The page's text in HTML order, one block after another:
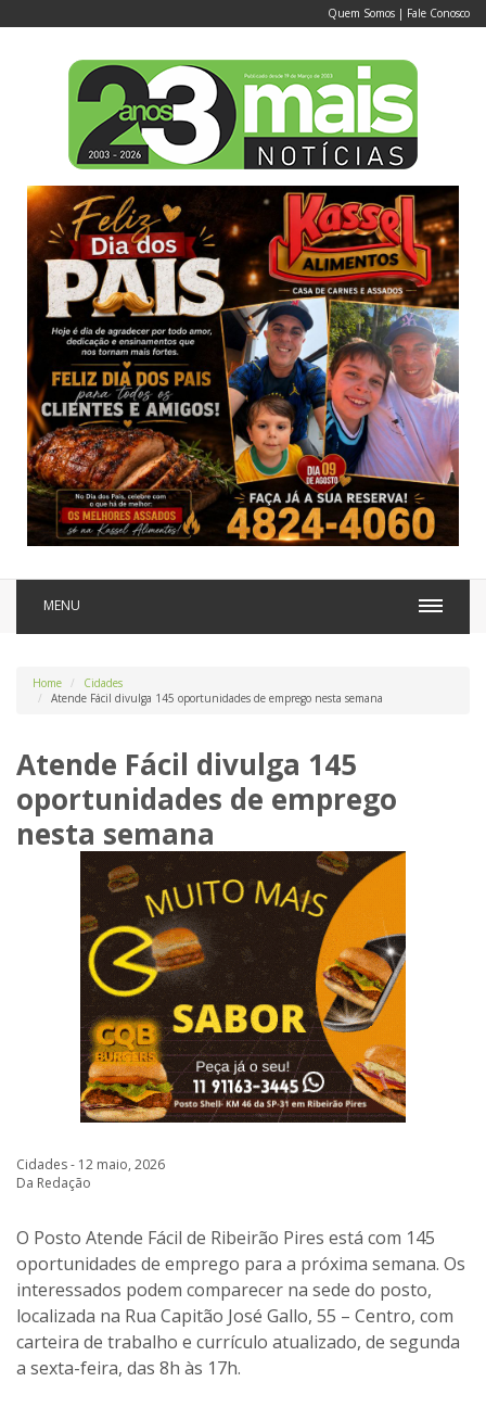
Quem Somos | Fale Conosco
MENU
Home
Cidades
Atende Fácil divulga 145 oportunidades de emprego nesta semana
Atende Fácil divulga 145
oportunidades de emprego
nesta semana
Cidades - 12 maio, 2026
Da Redação
O Posto Atende Fácil de Ribeirão Pires está com 145
oportunidades de emprego para a próxima semana. Os
interessados podem comparecer na sede do posto,
localizada na Rua Capitão José Gallo, 55 – Centro, com
carteira de trabalho e currículo atualizado, de segunda
a sexta-feira, das 8h às 17h.